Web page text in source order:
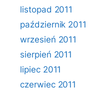
listopad 2011
październik 2011
wrzesień 2011
sierpień 2011
lipiec 2011
czerwiec 2011